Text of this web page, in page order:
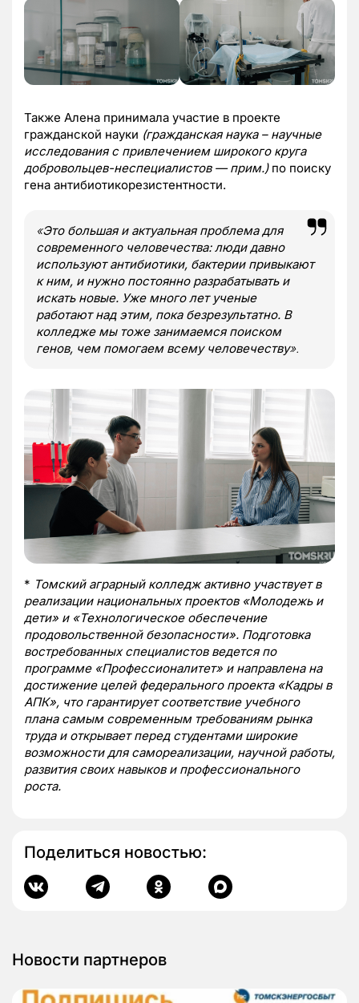
Также Алена принимала участие в проекте
гражданской науки (гражданская наука – научные
исследования с привлечением широкого круга
добровольцев-неспециалистов — прим.)по поиску
гена антибиотикорезистентности.
«Это большая и актуальная проблема для
современного человечества: люди давно
используют антибиотики, бактерии привыкают
к ним, и нужно постоянно разрабатывать и
искать новые. Уже много лет ученые
работают над этим, пока безрезультатно. В
колледже мы тоже занимаемся поиском
генов, чем помогаем всему человечеству».
* Томский аграрный колледж активно участвует в
реализации национальных проектов «Молодежь и
дети» и «Технологическое обеспечение
продовольственной безопасности». Подготовка
востребованных специалистов ведется по
программе «Профессионалитет» и направлена на
достижение целей федерального проекта «Кадры в
АПК», что гарантирует соответствие учебного
плана самым современным требованиям рынка
труда и открывает перед студентами широкие
возможности для самореализации, научной работы,
развития своих навыков и профессионального
роста.
Поделиться новостью:
Новости партнеров